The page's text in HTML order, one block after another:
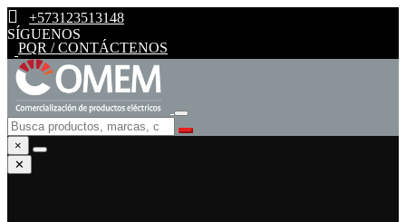
+573123513148
SÍGUENOS
PQR / CONTÁCTENOS
×
✕